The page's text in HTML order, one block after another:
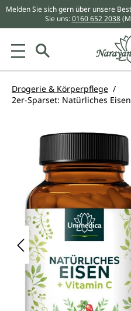
springen
Melden Sie sich gern über unsere
Sie uns:0160 652 2038
Drogerie & Körperpflege
Bildergalerie überspringen